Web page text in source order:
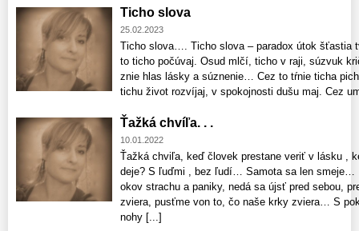
Ticho slova
25.02.2023
Ticho slova…. Ticho slova – paradox útok šťastia
to ticho počúvaj. Osud mlčí, ticho v raji, súzvuk
znie hlas lásky a súznenie… Cez to tŕnie ticha
tichu život rozvíjaj, v spokojnosti dušu maj. Cez
Ťažká chvíľa. . .
10.01.2022
Ťažká chviľa, keď človek prestane veriť v lásku ,
deje? S ľuďmi , bez ľudí… Samota sa len smeje…
okov strachu a paniky, nedá sa újsť pred sebou,
zviera, pusťme von to, čo naše krky zviera… S
nohy [...]